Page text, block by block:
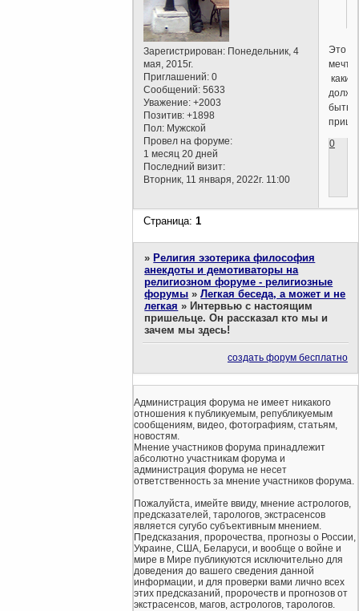
Зарегистрирован: Понедельник, 4
мая, 2015г.
Приглашений: 0
Сообщений: 5633
Уважение: +2003
Позитив: +1898
Пол: Мужской
Провел на форуме:
1 месяц 20 дней
Последний визит:
Вторник, 11 января, 2022г. 11:00
Это
мечты
каким
быть
0
Страница:1
» Религия эзотерика философия
анекдоты и демотиваторы на
религиозном форуме - религиозные
форумы »Легкая беседа, а может и не
легкая » Интервью с настоящим
пришельце. Он рассказал кто мы и
зачем мы здесь!
создать форум бесплатно
Администрация форума не имеет никакого
отношения к публикуемым, републикуемым
сообщениям, видео, фотографиям, статьям,
новостям.
Мнение участников форума принадлежит
абсолютно участникам форума и
администрация форума не несет
ответственность за мнение участников форума.
Пожалуйста, имейте ввиду, мнение астрологов,
предсказателей, тарологов, экстрасенсов
является сугубо субъективным мнением.
Предсказания, пророчества, прогнозы о России,
Украине, США, Беларуси, и вообще о войне и
мире в Мире публикуются исключительно для
доведения до вашего сведения данной
информации, и для проверки вами лично всех
этих предсказаний, пророчеств и прогнозов от
экстрасенсов, магов, астрологов, тарологов.